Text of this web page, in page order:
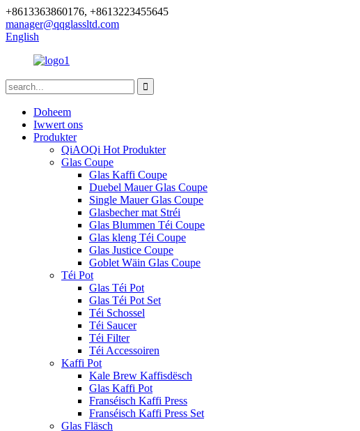
+8613363860176, +8613223455645
manager@qqglassltd.com
English
Doheem
Iwwert ons
Produkter
QiAOQi Hot Produkter
Glas Coupe
Glas Kaffi Coupe
Duebel Mauer Glas Coupe
Single Mauer Glas Coupe
Glasbecher mat Stréi
Glas Blummen Téi Coupe
Glas kleng Téi Coupe
Glas Justice Coupe
Goblet Wäin Glas Coupe
Téi Pot
Glas Téi Pot
Glas Téi Pot Set
Téi Schossel
Téi Saucer
Téi Filter
Téi Accessoiren
Kaffi Pot
Kale Brew Kaffisdësch
Glas Kaffi Pot
Franséisch Kaffi Press
Franséisch Kaffi Press Set
Glas Fläsch